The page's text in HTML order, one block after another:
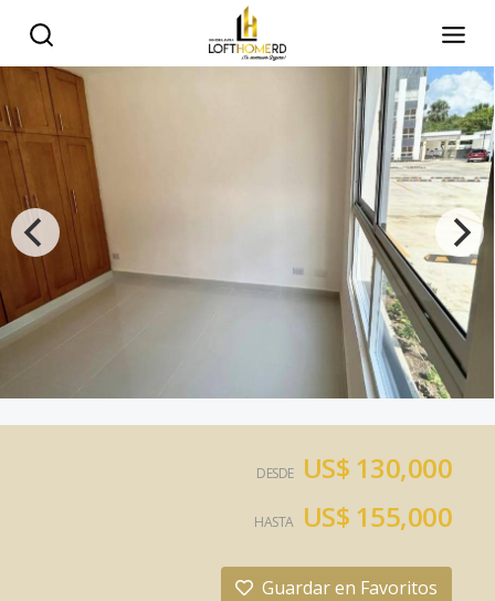
DESDE US$ 130,000
HASTA US$ 155,000
Guardar en Favoritos